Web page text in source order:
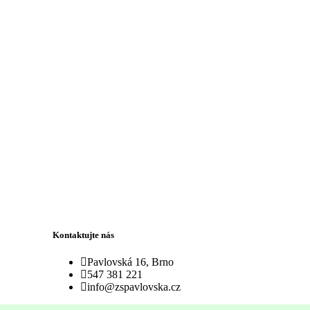
Kontaktujte nás
Pavlovská 16, Brno
547 381 221
info@zspavlovska.cz